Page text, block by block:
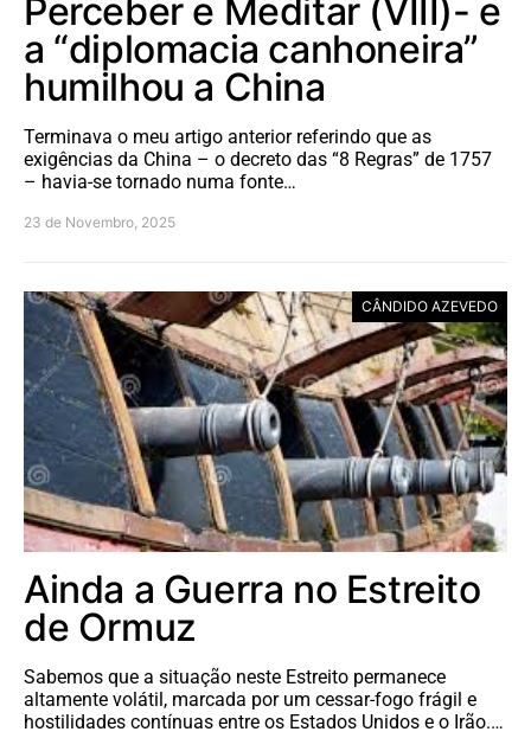
Perceber e Meditar (VIII)- e
a “diplomacia canhoneira”
humilhou a China
Terminava o meu artigo anterior referindo que as
exigências da China – o decreto das “8 Regras” de 1757
– havia-se tornado numa fonte…
23 de Novembro, 2025
CÂNDIDO AZEVEDO
Ainda a Guerra no Estreito
de Ormuz
Sabemos que a situação neste Estreito permanece
altamente volátil, marcada por um cessar-fogo frágil e
hostilidades contínuas entre os Estados Unidos e o Irão.…